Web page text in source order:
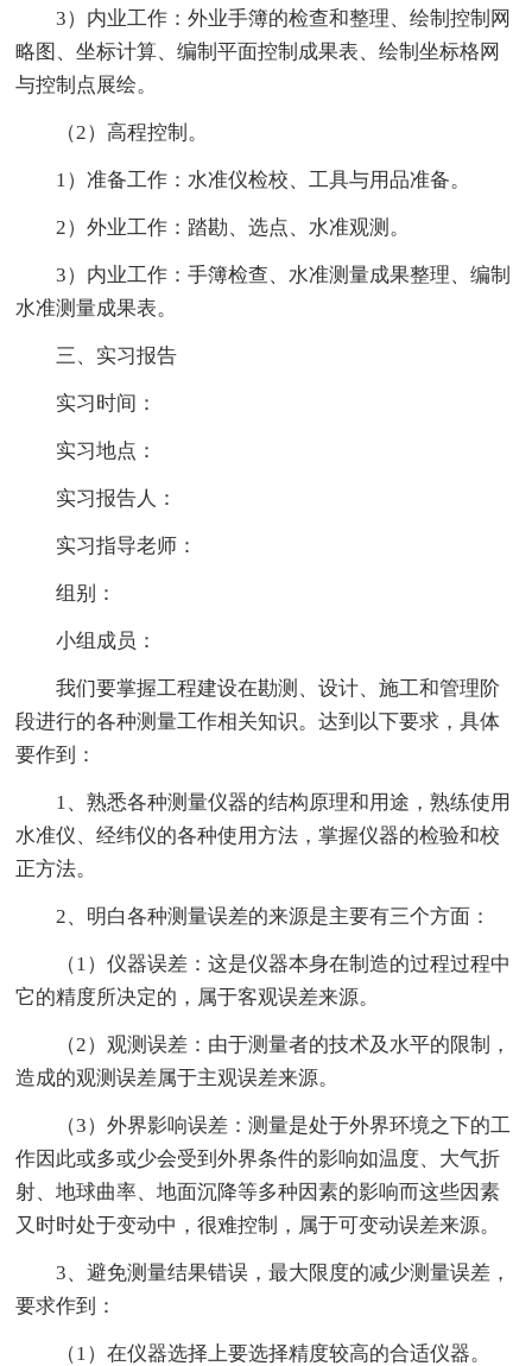
3）内业工作：外业手簿的检查和整理、绘制控制网
略图、坐标计算、编制平面控制成果表、绘制坐标格网
与控制点展绘。
（2）高程控制。
1）准备工作：水准仪检校、工具与用品准备。
2）外业工作：踏勘、选点、水准观测。
3）内业工作：手簿检查、水准测量成果整理、编制
水准测量成果表。
三、实习报告
实习时间：
实习地点：
实习报告人：
实习指导老师：
组别：
小组成员：
我们要掌握工程建设在勘测、设计、施工和管理阶
段进行的各种测量工作相关知识。达到以下要求，具体
要作到：
1、熟悉各种测量仪器的结构原理和用途，熟练使用
水准仪、经纬仪的各种使用方法，掌握仪器的检验和校
正方法。
2、明白各种测量误差的来源是主要有三个方面：
（1）仪器误差：这是仪器本身在制造的过程过程中
它的精度所决定的，属于客观误差来源。
（2）观测误差：由于测量者的技术及水平的限制，
造成的观测误差属于主观误差来源。
（3）外界影响误差：测量是处于外界环境之下的工
作因此或多或少会受到外界条件的影响如温度、大气折
射、地球曲率、地面沉降等多种因素的影响而这些因素
又时时处于变动中，很难控制，属于可变动误差来源。
3、避免测量结果错误，最大限度的减少测量误差，
要求作到：
（1）在仪器选择上要选择精度较高的合适仪器。